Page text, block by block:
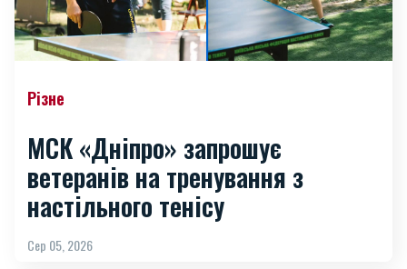
Різне
МСК «Дніпро» запрошує
ветеранів на тренування з
настільного тенісу
Сер 05, 2026